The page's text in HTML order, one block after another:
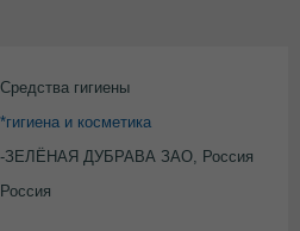
Средства гигиены
*гигиена и косметика
-ЗЕЛЁНАЯ ДУБРАВА ЗАО, Россия
Россия